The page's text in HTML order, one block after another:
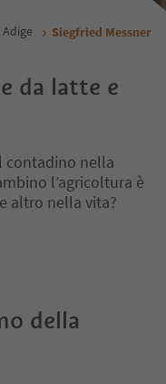
Siegfried Messner
da latte e
contadino nella
l’agricoltura è
altro nella vita?
della